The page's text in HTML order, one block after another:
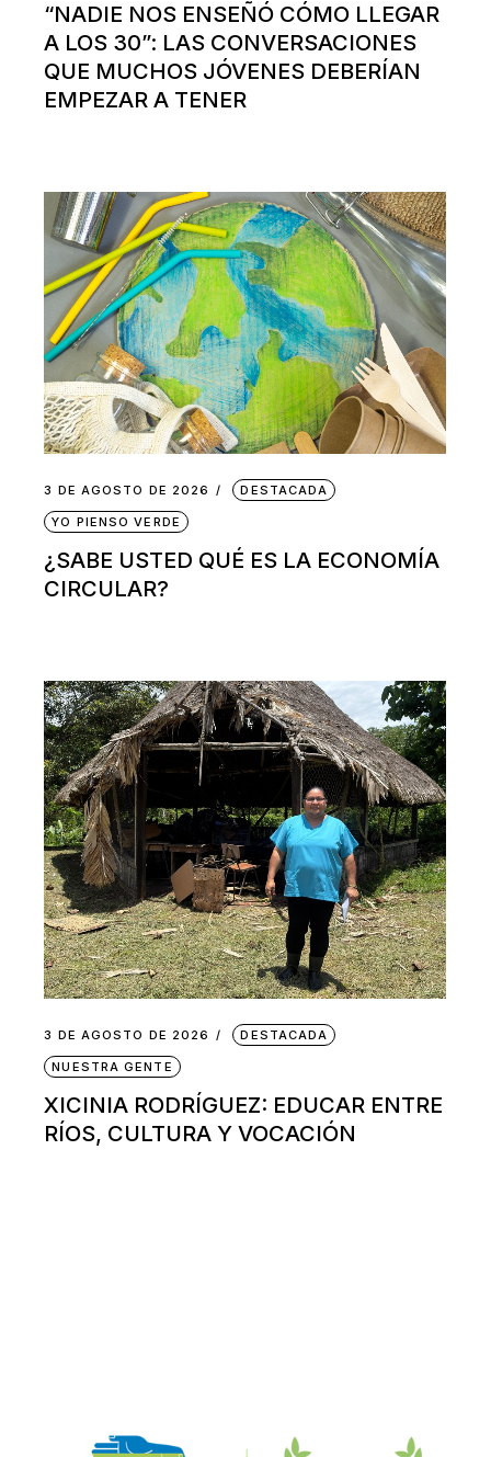
“NADIE NOS ENSEÑÓ CÓMO LLEGAR
A LOS 30”: LAS CONVERSACIONES
QUE MUCHOS JÓVENES DEBERÍAN
EMPEZAR A TENER
3 DE AGOSTO DE 2026 DESTACADA
YO PIENSO VERDE
¿SABE USTED QUÉ ES LA ECONOMÍA
CIRCULAR?
3 DE AGOSTO DE 2026 DESTACADA
NUESTRA GENTE
XICINIA RODRÍGUEZ: EDUCAR ENTRE
RÍOS, CULTURA Y VOCACIÓN